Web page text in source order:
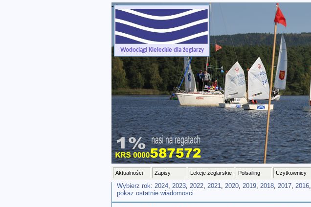
Wodociągi Kieleckie dla żeglarzy
-->
Aktualności Zapisy Lekcje żeglarskie Polsailing Użytkownicy
Wybierz rok: 2024, 2023, 2022, 2021, 2020, 2019, 2018, 2017, 2016,
pokaz ostatnie wiadomosci